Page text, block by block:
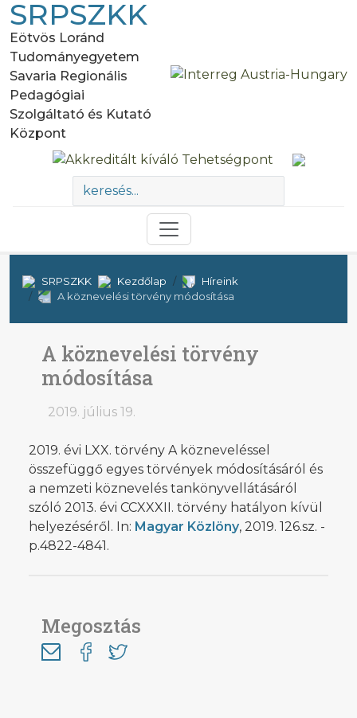
SRPSZKK
Eötvös Loránd
Tudományegyetem
Savaria Regionális
Pedagógiai
Szolgáltató és Kutató
Központ
SRPSZKK Kezdőlap
Híreink
A köznevelési törvény módosítása
A köznevelési törvény
módosítása
2019. július 19.
2019. évi LXX. törvény A közneveléssel
összefüggő egyes törvények módosításáról és
a nemzeti köznevelés tankönyvellátásáról
szóló 2013. évi CCXXXII. törvény hatályon kívül
helyezéséről. In: Magyar Közlöny, 2019. 126.sz. -
p.4822-4841.
Megosztás